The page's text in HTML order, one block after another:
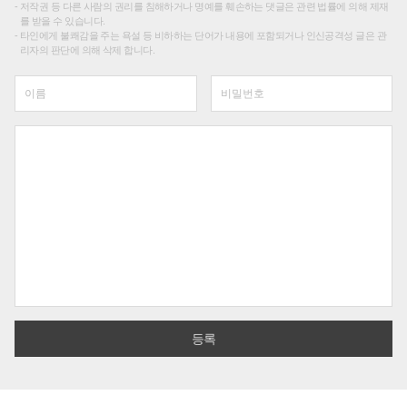
저작권 등 다른 사람의 권리를 침해하거나 명예를 훼손하는 댓글은 관련 법률에 의해 제재
를 받을 수 있습니다.
타인에게 불쾌감을 주는 욕설 등 비하하는 단어가 내용에 포함되거나 인신공격성 글은 관
리자의 판단에 의해 삭제 합니다.